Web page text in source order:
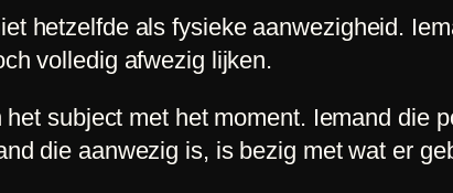
hetzelfde als fysieke aanwezigheid.
volledig afwezig lijken.
subject met het moment. Iemand die
die aanwezig is, is bezig met wat er